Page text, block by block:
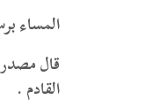
المساء
قال
القادم .